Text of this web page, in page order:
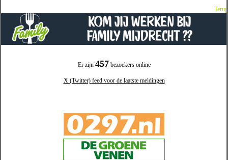
Er zijn 457 bezoekers online
X (Twitter) feed voor de laatste meldingen
Terug